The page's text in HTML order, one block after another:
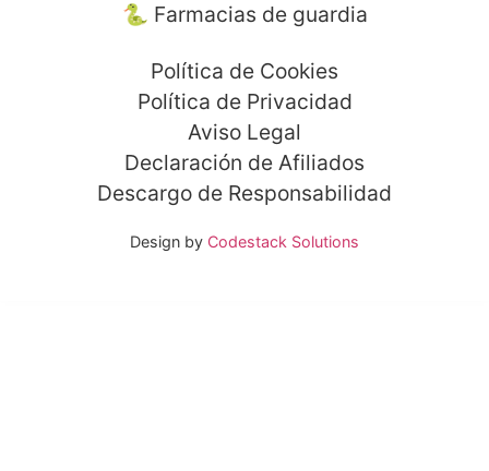
🐍 Farmacias de guardia
Política de Cookies
Política de Privacidad
Aviso Legal
Declaración de Afiliados
Descargo de Responsabilidad
Design by Codestack Solutions